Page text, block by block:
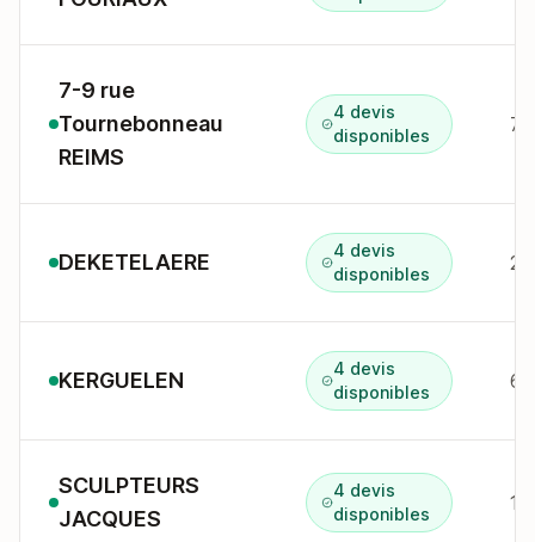
7-9 rue
Tournebonneau
REIMS
4 devis
disponibles
7
DEKETELAERE
4 devis
disponibles
2
KERGUELEN
4 devis
disponibles
6
SCULPTEURS
JACQUES
4 devis
disponibles
1